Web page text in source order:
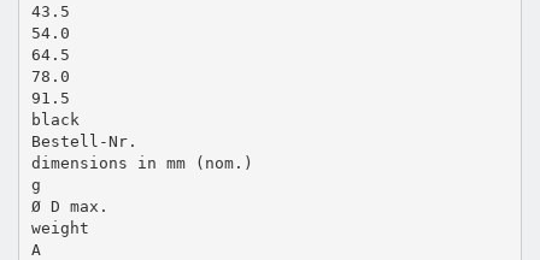
43.5
54.0
64.5
78.0
91.5
black
Bestell-Nr.
dimensions in mm (nom.)
g
Ø D max.
weight
A